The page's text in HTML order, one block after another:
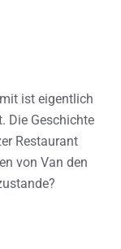
ist eigentlich
Die Geschichte
Restaurant
von Van den